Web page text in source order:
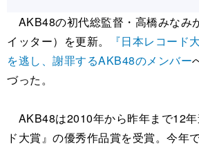
AKB48の初代総監督・高橋みなみ
イッター）を更新。
『日本レコード
を逃し、謝罪するAKB48のメンバー
づった。
AKB48は2010年から昨年まで12
ド大賞』の優秀作品賞を受賞。今年